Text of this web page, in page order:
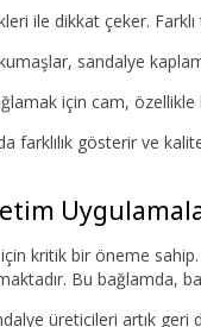
ile dikkat çeker.
sandalye
için cam,
farklılık gösterir ve
kritik bir öneme
Bu bağlamda,
üreticileri artık